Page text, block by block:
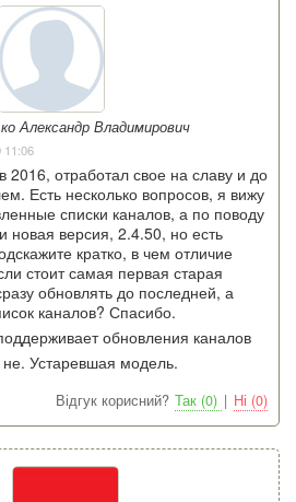
Александр Владимирович
11:06
2016, отработал свое на славу и до
Есть несколько вопросов, я вижу
списки каналов, а по поводу
новая версия, 2.4.50, но есть
кратко, в чем отличие
стоит самая первая старая
обновлять до последней, а
каналов? Спасибо.
обновления каналов
Устаревшая модель.
Відгук корисний? Так (0) | Ні (0)